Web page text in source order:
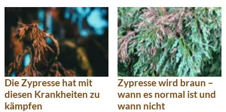
Die Zypresse hat mit
diesen Krankheiten zu
kämpfen
Zypresse wird braun –
wann es normal ist und
wann nicht